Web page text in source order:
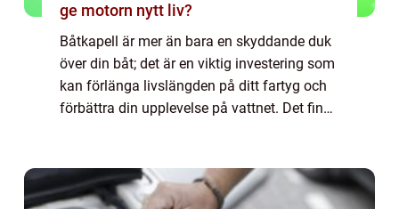
ge motorn nytt liv?
Båtkapell är mer än bara en skyddande duk
över din båt; det är en viktig investering som
kan förlänga livslängden på ditt fartyg och
förbättra din upplevelse på vattnet. Det finns